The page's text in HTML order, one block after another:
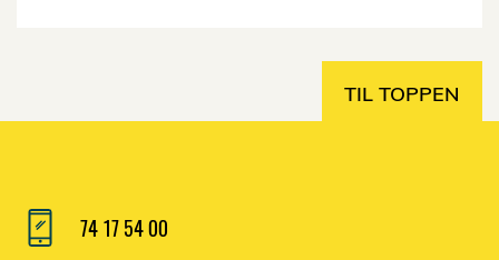
TIL TOPPEN
74 17 54 00